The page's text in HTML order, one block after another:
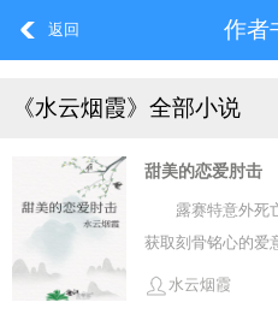
返回 作者
《水云烟霞》全部小说
甜美的恋爱肘击
露赛特意外死
获取刻骨铭心的爱
她1年的寿命，在
水云烟霞